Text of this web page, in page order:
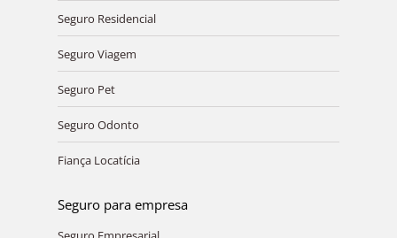
Seguro Residencial
Seguro Viagem
Seguro Pet
Seguro Odonto
Fiança Locatícia
Seguro para empresa